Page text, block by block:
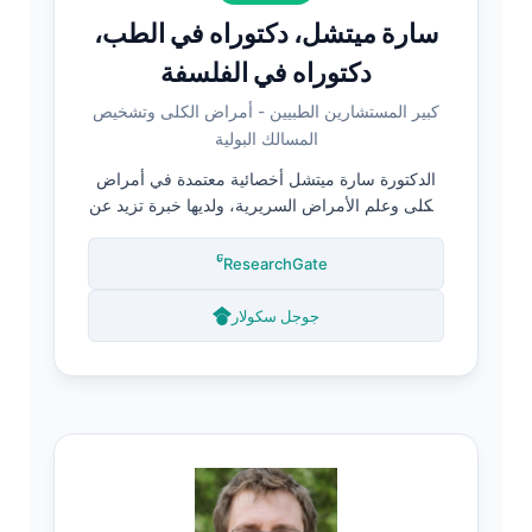
سارة ميتشل، دكتوراه في الطب،
دكتوراه في الفلسفة
كبير المستشارين الطبيين - أمراض الكلى وتشخيص
المسالك البولية
الدكتورة سارة ميتشل أخصائية معتمدة في أمراض
الكلى وعلم الأمراض السريرية، ولديها خبرة تزيد عن
البولية. تحمل شهادة الدكتوراه في علم وظائف
البول، وتقييم البروتين في البول، والكشف المبكر
ResearchGate
جوجل سكولار